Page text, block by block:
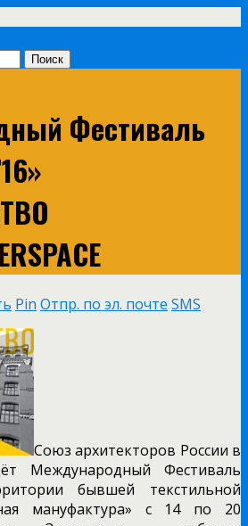
Фестиваль
Pin Отпр. по эл. почте SMS
Союз архитекторов России в
Международный Фестиваль
бывшей текстильной
мануфактура» с 14 по 20